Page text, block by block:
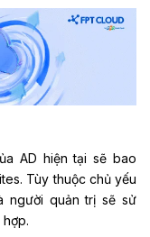
AD hiện tại sẽ bao
Tùy thuộc chủ yếu
người quản trị sẽ sử